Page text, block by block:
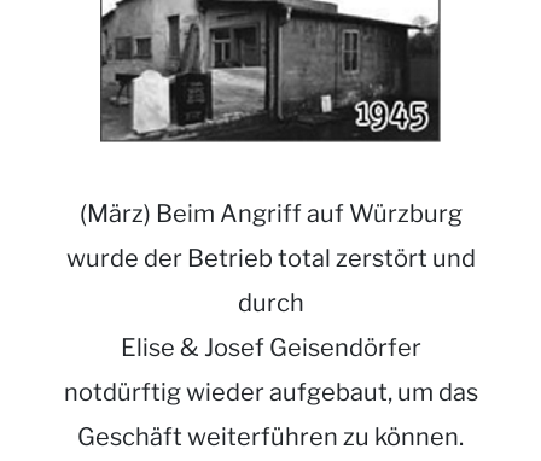
(März) Beim Angriff auf Würzburg
wurde der Betrieb total zerstört und
durch
Elise & Josef Geisendörfer
notdürftig wieder aufgebaut, um das
Geschäft weiterführen zu können.